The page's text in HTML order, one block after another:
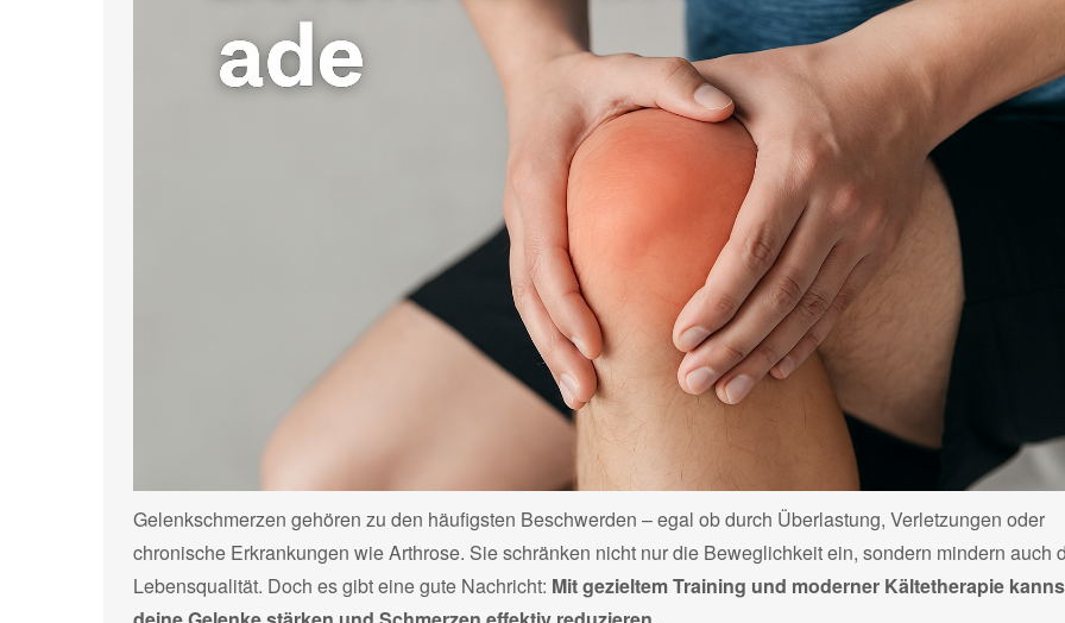
Gelenkschmerzen gehören zu den häufigsten Beschwerden – egal ob durch Überlastung, Verletzungen oder
chronische Erkrankungen wie Arthrose. Sie schränken nicht nur die Beweglichkeit ein, sondern mindern auch
Lebensqualität. Doch es gibt eine gute Nachricht: Mit gezieltem Training und moderner Kältetherapie